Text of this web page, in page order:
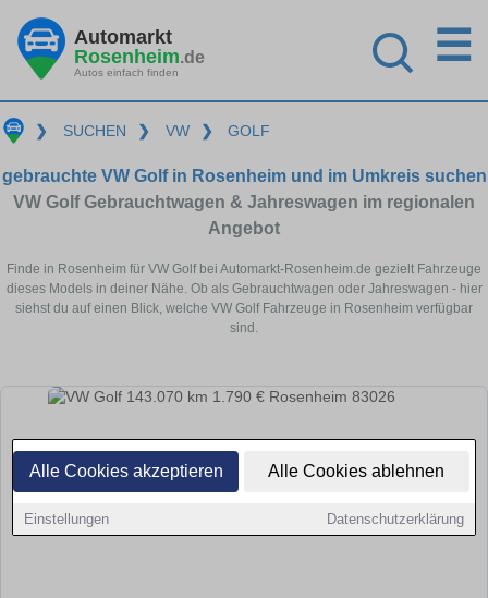
Alle Cookies akzeptieren Alle Cookies ablehnen
Einstellungen Datenschutzerklärung
Automarkt
Rosenheim.de
Autos einfach finden
☰
❯ SUCHEN ❯ VW ❯ GOLF
gebrauchte VW Golf in Rosenheim und im Umkreis suchen
VW Golf Gebrauchtwagen & Jahreswagen im regionalen
Angebot
Finde in Rosenheim für VW Golf bei Automarkt-Rosenheim.de gezielt Fahrzeuge
dieses Models in deiner Nähe. Ob als Gebrauchtwagen oder Jahreswagen - hier
siehst du auf einen Blick, welche VW Golf Fahrzeuge in Rosenheim verfügbar
sind.